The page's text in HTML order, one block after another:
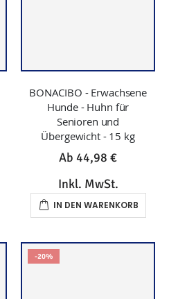
BONACIBO - Erwachsene
Hunde - Huhn für
Senioren und
Übergewicht - 15 kg
Ab 44,98 €
Inkl. MwSt.
IN DEN WARENKORB
-20%